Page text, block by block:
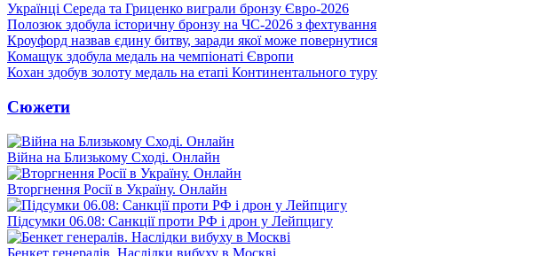
Українці Середа та Гриценко виграли бронзу Євро-2026
Полозюк здобула історичну бронзу на ЧС-2026 з фехтування
Кроуфорд назвав єдину битву, заради якої може повернутися
Комащук здобула медаль на чемпіонаті Європи
Кохан здобув золоту медаль на етапі Континентального туру
Сюжети
Війна на Близькому Сході. Онлайн
Вторгнення Росії в Україну. Онлайн
Підсумки 06.08: Санкції проти РФ і дрон у Лейпцигу
Бенкет генералів. Наслідки вибуху в Москві